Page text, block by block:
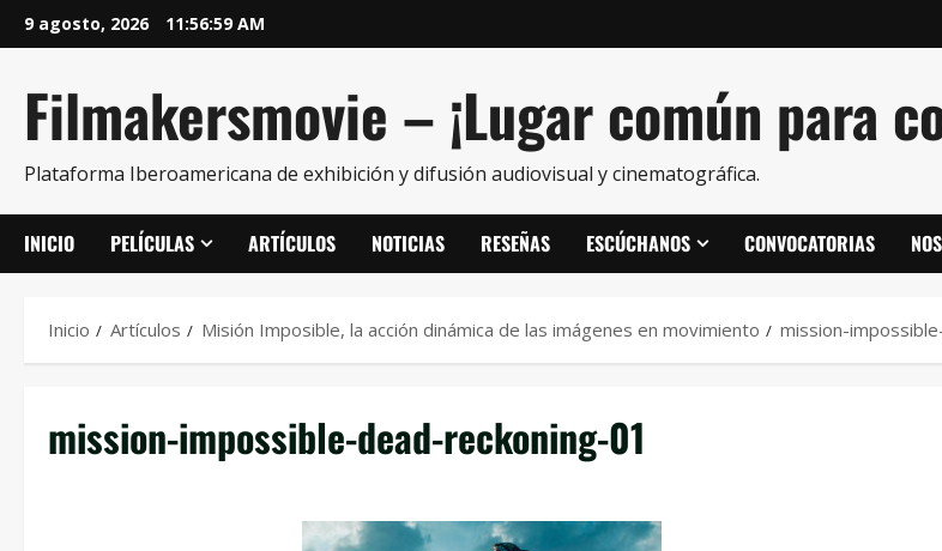
9 agosto, 2026 11:57:00 AM
Filmakersmovie – ¡Lugar común para
Plataforma Iberoamericana de exhibición y difusión audiovisual y cinematográfica.
INICIO PELÍCULAS ARTÍCULOS NOTICIAS RESEÑAS ESCÚCHANOS CONVOCATORIAS
Inicio Artículos Misión Imposible, la acción dinámica de las imágenes en movimiento mission-
mission-impossible-dead-reckoning-01